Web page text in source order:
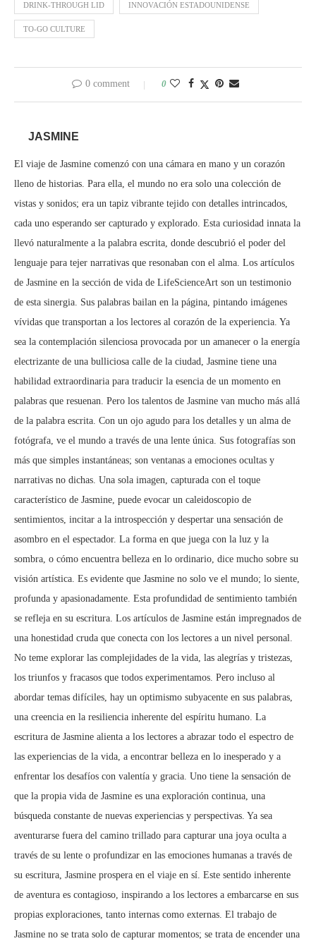
DRINK-THROUGH LID INNOVACIÓN ESTADOUNIDENSE
TO-GO CULTURE
0 comment 0
JASMINE
El viaje de Jasmine comenzó con una cámara en mano y un corazón
lleno de historias. Para ella, el mundo no era solo una colección de
vistas y sonidos; era un tapiz vibrante tejido con detalles intrincados,
cada uno esperando ser capturado y explorado. Esta curiosidad innata la
llevó naturalmente a la palabra escrita, donde descubrió el poder del
lenguaje para tejer narrativas que resonaban con el alma. Los artículos
de Jasmine en la sección de vida de LifeScienceArt son un testimonio
de esta sinergia. Sus palabras bailan en la página, pintando imágenes
vívidas que transportan a los lectores al corazón de la experiencia. Ya
sea la contemplación silenciosa provocada por un amanecer o la energía
electrizante de una bulliciosa calle de la ciudad, Jasmine tiene una
habilidad extraordinaria para traducir la esencia de un momento en
palabras que resuenan. Pero los talentos de Jasmine van mucho más allá
de la palabra escrita. Con un ojo agudo para los detalles y un alma de
fotógrafa, ve el mundo a través de una lente única. Sus fotografías son
más que simples instantáneas; son ventanas a emociones ocultas y
narrativas no dichas. Una sola imagen, capturada con el toque
característico de Jasmine, puede evocar un caleidoscopio de
sentimientos, incitar a la introspección y despertar una sensación de
asombro en el espectador. La forma en que juega con la luz y la
sombra, o cómo encuentra belleza en lo ordinario, dice mucho sobre su
visión artística. Es evidente que Jasmine no solo ve el mundo; lo siente,
profunda y apasionadamente. Esta profundidad de sentimiento también
se refleja en su escritura. Los artículos de Jasmine están impregnados de
una honestidad cruda que conecta con los lectores a un nivel personal.
No teme explorar las complejidades de la vida, las alegrías y tristezas,
los triunfos y fracasos que todos experimentamos. Pero incluso al
abordar temas difíciles, hay un optimismo subyacente en sus palabras,
una creencia en la resiliencia inherente del espíritu humano. La
escritura de Jasmine alienta a los lectores a abrazar todo el espectro de
las experiencias de la vida, a encontrar belleza en lo inesperado y a
enfrentar los desafíos con valentía y gracia. Uno tiene la sensación de
que la propia vida de Jasmine es una exploración continua, una
búsqueda constante de nuevas experiencias y perspectivas. Ya sea
aventurarse fuera del camino trillado para capturar una joya oculta a
través de su lente o profundizar en las emociones humanas a través de
su escritura, Jasmine prospera en el viaje en sí. Este sentido inherente
de aventura es contagioso, inspirando a los lectores a embarcarse en sus
propias exploraciones, tanto internas como externas. El trabajo de
Jasmine no se trata solo de capturar momentos; se trata de encender una